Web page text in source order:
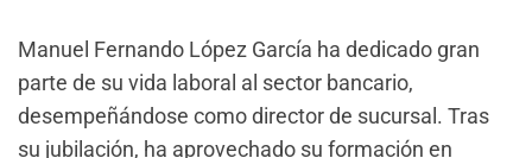
Manuel Fernando López García ha dedicado gran
parte de su vida laboral al sector bancario,
desempeñándose como director de sucursal. Tras
su jubilación, ha aprovechado su formación en